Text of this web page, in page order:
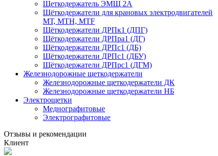
Щеткодержатель ЭМЩ 2А
Щёткодержатели для крановых электродвигателей
МТ, МТН, МТF
Щёткодержатели ДРПк1 (ДПГ)
Щёткодержатели ДРПра1 (ДГ)
Щёткодержатели ДРПс1 (ДБ)
Щёткодержатели ДРПс1 (ДБУ)
Щёткодержатели ДРПрс1 (ДГМ)
Железнодорожные щеткодержатели
Железнодорожные щеткодержатели ДК
Железнодорожные щеткодержатели НБ
Электрощетки
Меднографитовые
Электрографитовые
Отзывы и рекомендации
Клиент